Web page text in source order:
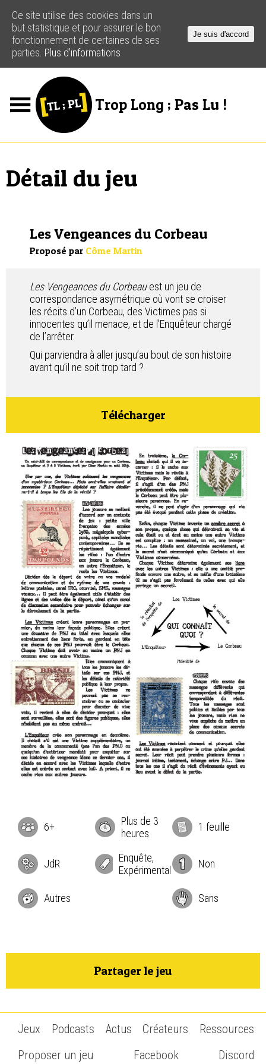
Trop Long ; Pas Lu !
Jeux
Ressources
Détail du jeu
6+
Plus de 3
heures
1 feuille
JdR
Enquête,
Expérimental
Non
Autres Sans
Partager le jeu
Les Vengeances du Corbeau
Proposé par Côme Martin
Les Vengeances du Corbeauest un jeu de
correspondance asymétrique où vont se croiser
les récits d’un Corbeau, des Victimes pas si
innocentes qu’il menace, et de l’Enquêteur chargé
de l’arrêter.
Qui parviendra à aller jusqu’au bout de son histoire
avant qu’il ne soit trop tard ?
Télécharger
Jeux Podcasts Actus Créateurs
Ressources
Proposer un jeu
Facebook Discord
Ce site utilise des cookies dans un
but statistique et pour assurer le bon
fonctionnement de certaines de ses
parties. Plus d'informations
Je suis d'accord